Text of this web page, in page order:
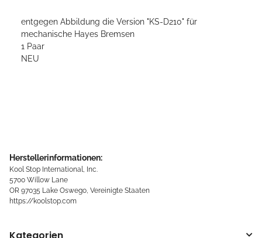
entgegen Abbildung die Version "KS-D210" für
mechanische Hayes Bremsen
1 Paar
NEU
Herstellerinformationen:
Kool Stop International, Inc.
5700 Willow Lane
OR 97035 Lake Oswego, Vereinigte Staaten
https://koolstop.com
Kategorien